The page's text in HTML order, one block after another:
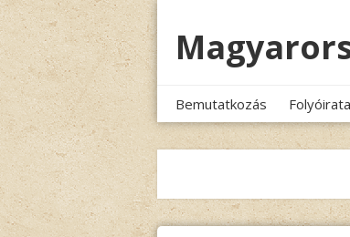
Megszakítás
Bemutatkozás